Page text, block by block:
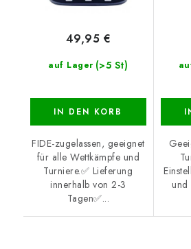
auf Lager (>5 St)
49,95 €
IN DEN KORB
FIDE-zugelassen, geeignet
für alle Wettkämpfe und
Turniere.✅ Lieferung
innerhalb von 2-3
Tagen✅...
und